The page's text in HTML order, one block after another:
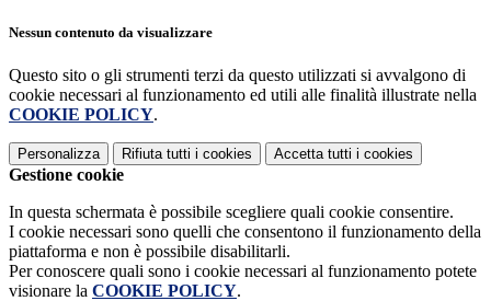
Nessun contenuto da visualizzare
Questo sito o gli strumenti terzi da questo utilizzati si avvalgono di
cookie necessari al funzionamento ed utili alle finalità illustrate nella
COOKIE POLICY.
Personalizza Rifiuta tutti i cookies Accetta tutti i cookies
Gestione cookie
In questa schermata è possibile scegliere quali cookie consentire.
I cookie necessari sono quelli che consentono il funzionamento della
piattaforma e non è possibile disabilitarli.
Per conoscere quali sono i cookie necessari al funzionamento potete
visionare la COOKIE POLICY.